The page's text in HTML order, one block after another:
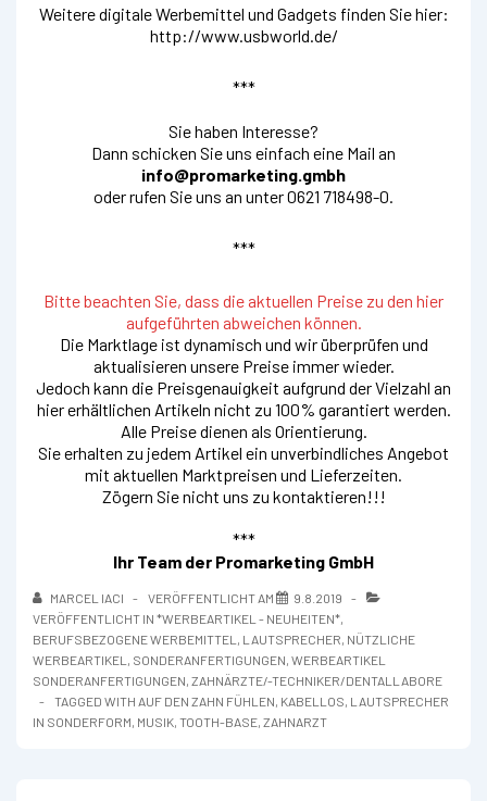
Weitere digitale Werbemittel und Gadgets finden Sie hier:
http://www.usbworld.de/
***
Sie haben Interesse?
Dann schicken Sie uns einfach eine Mail an
info@promarketing.gmbh
oder rufen Sie uns an unter 0621 718498-0.
***
Bitte beachten Sie, dass die aktuellen Preise zu den hier
aufgeführten abweichen können.
Die Marktlage ist dynamisch und wir überprüfen und
aktualisieren unsere Preise immer wieder.
Jedoch kann die Preisgenauigkeit aufgrund der Vielzahl an
hier erhältlichen Artikeln nicht zu 100% garantiert werden.
Alle Preise dienen als Orientierung.
Sie erhalten zu jedem Artikel ein unverbindliches Angebot
mit aktuellen Marktpreisen und Lieferzeiten.
Zögern Sie nicht uns zu kontaktieren!!!
***
Ihr Team der Promarketing GmbH
MARCEL IACI VERÖFFENTLICHT AM
9.8.2019
VERÖFFENTLICHT IN *WERBEARTIKEL - NEUHEITEN*
BERUFSBEZOGENE WERBEMITTEL
LAUTSPRECHER NÜTZLICHE
WERBEARTIKEL
SONDERANFERTIGUNGEN WERBEARTIKEL
SONDERANFERTIGUNGEN ZAHNÄRZTE/-TECHNIKER/DENTALLABORE
TAGGED WITH AUF DEN ZAHN FÜHLEN KABELLOS LAUTSPRECHER
IN SONDERFORM MUSIK TOOTH-BASE ZAHNARZT